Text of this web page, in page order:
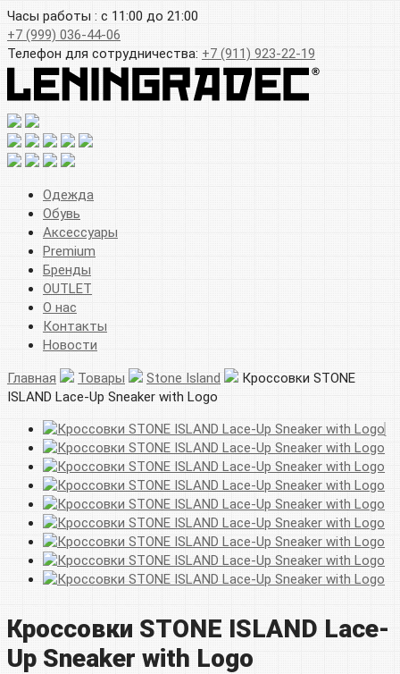
Часы работы : с 11:00 до 21:00
+7 (999) 036-44-06
Телефон для сотрудничества: +7 (911) 923-22-19
Одежда
Обувь
Аксессуары
Premium
Бренды
OUTLET
О нас
Контакты
Новости
Главная Товары Stone Island
Кроссовки STONE
ISLAND Lace-Up Sneaker with Logo
Кроссовки STONE ISLAND Lace-
Up Sneaker with Logo